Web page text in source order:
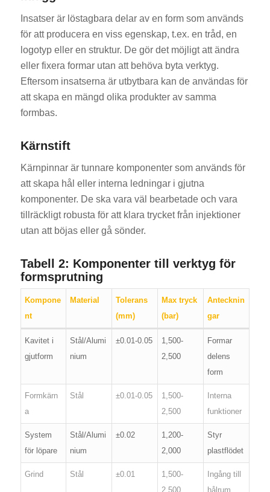
Insatser är löstagbara delar av en form som används
för att producera en viss egenskap, t.ex. en tråd, en
logotyp eller en struktur. De gör det möjligt att ändra
eller fixera formar utan att behöva byta verktyg.
Eftersom insatserna är utbytbara kan de användas för
att skapa en mängd olika produkter av samma
formbas.
Kärnstift
Kärnpinnar är tunnare komponenter som används för
att skapa hål eller interna ledningar i gjutna
komponenter. De ska vara väl bearbetade och vara
tillräckligt robusta för att klara trycket från injektioner
utan att böjas eller gå sönder.
Tabell 2: Komponenter till verktyg för
formsprutning
Kompone
nt
Material
Tolerans
(mm)
Max tryck
(bar)
Antecknin
gar
Kavitet i
gjutform
Stål/Alumi
nium
±0.01-0.05
1,500-
2,500
Formar
delens
form
Formkärn
a
Stål ±0.01-0.05
1,500-
2,500
Interna
funktioner
System
för löpare
Stål/Alumi
nium
±0.02
1,200-
2,000
Styr
plastflödet
Grind Stål ±0.01
1,500-
2,500
Ingång till
hålrum